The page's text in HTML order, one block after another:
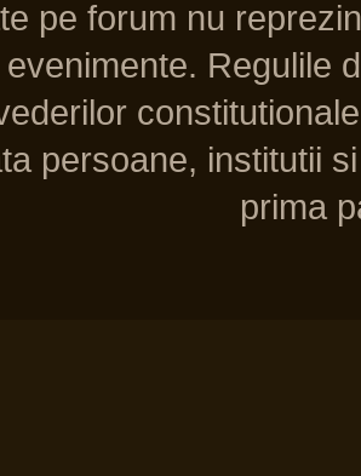
pe forum nu
Regulile
persoane, institutii
prima